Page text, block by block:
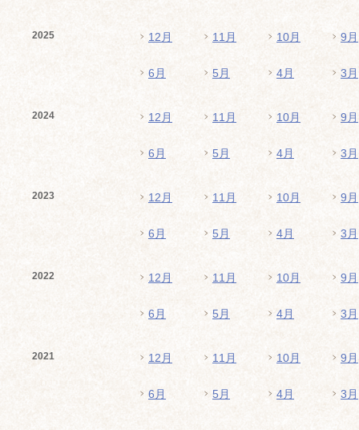
2025 12月 11月 10月 9月
6月 5月 4月 3月
2024 12月 11月 10月 9月
6月 5月 4月 3月
2023 12月 11月 10月 9月
6月 5月 4月 3月
2022 12月 11月 10月 9月
6月 5月 4月 3月
2021 12月 11月 10月 9月
6月 5月 4月 3月